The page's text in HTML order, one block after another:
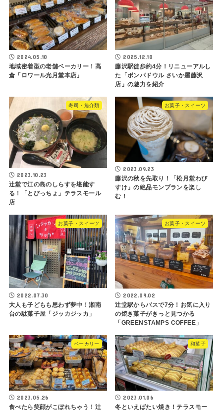
2024.05.10
地域密着型の老舗ベーカリー！高
倉「ロワール光月堂本店」
2025.12.10
藤沢駅徒歩約4分！リニューアルし
た「ポンパドウル さいか屋藤沢
店」の魅力を紹介
寿司・魚介類
2023.10.23
辻堂で江の島のしらすを堪能す
る！「とびっちょ」テラスモール
店
お菓子・スイーツ
2023.09.23
藤沢の秋を先取り！「松月堂わび
すけ」の絶品モンブランを楽し
む！
お菓子・スイーツ
2022.07.30
大人も子どもも思わず夢中！湘南
台の駄菓子屋「ジッカジッカ」
お菓子・スイーツ
2022.09.02
辻堂駅からバスで7分！お気に入り
の焼き菓子がきっと見つかる
「GREENSTAMPS COFFEE」
ベーカリー
2023.05.26
食べたら笑顔がこぼれちゃう！辻
和菓子
2023.01.06
冬といえばたい焼き！テラスモー